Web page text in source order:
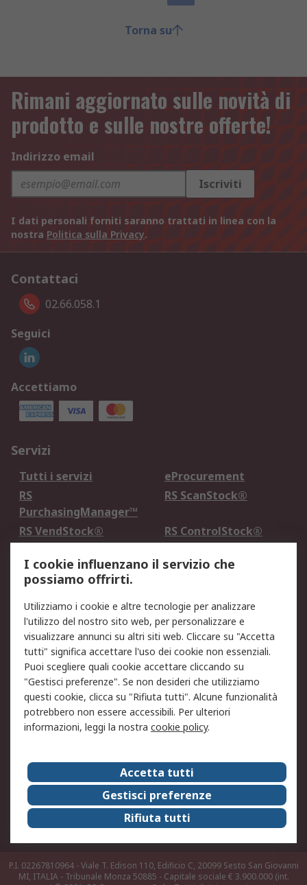
Torna su
Rimani aggiornato sulle novità di
prodotto e sulle nostre offerte!
Indirizzo email
Iscriviti
I dati personali forniti saranno trattati in linea con la
nostra Politica sulla Privacy.
Contattaci
02.66.058.1
Seguici
Accettiamo
Servizi
Tutti i servizi
eProcurement
RS
PurchasingManager™
RS ScanStock®
RS VendStock®
RS ControlStock®
Legale
Informativa Cookie
Informativa Privacy -
Aggiornata
Email Security
Termini d'uso
Condizioni di vendita
Condizioni generali di
servizio
Etica e responsabilità
Chi Siamo
Chi Siamo
Contattaci
Supporto
ESG
Carriere
RS Group
Discovery: il Blog di RS
P.I. 02267810964 - Viale T. Edison 110, Edificio C, 20099 Sesto San Giovanni
MI, ITALIA - Tribunale Monza 50885 - Capitale sociale € 3.900.000 (int.
I cookie influenzano il servizio che
possiamo offrirti.
Utilizziamo i cookie e altre tecnologie per analizzare
l'utilizzo del nostro sito web, per personalizzare e
visualizzare annunci su altri siti web. Cliccare su "Accetta
tutti" significa accettare l'uso dei cookie non essenziali.
Puoi scegliere quali cookie accettare cliccando su
"Gestisci preferenze". Se non desideri che utilizziamo
questi cookie, clicca su "Rifiuta tutti". Alcune funzionalità
potrebbero non essere accessibili. Per ulteriori
informazioni, leggi la nostra cookie policy.
Accetta tutti
Gestisci preferenze
Rifiuta tutti